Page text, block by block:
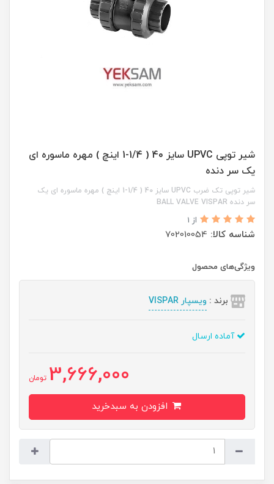
شیر توپی UPVC سایز 40 ( 1/4-1 اینچ ) مهره ماسوره ای
یک سر دنده
شیر توپی تک ضرب UPVC سایز 40 ( 1/4-1 اینچ ) مهره ماسوره ای یک
سر دنده BALL VALVE VISPAR
از 1
شناسه کالا: 702010054
ویژگی‌های محصول
برند : ویسپار VISPAR
آماده ارسال
3,666,000 تومان